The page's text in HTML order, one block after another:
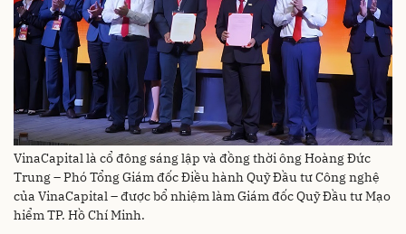
VinaCapital là cổ đông sáng lập và đồng thời ông Hoàng Đức
Trung – Phó Tổng Giám đốc Điều hành Quỹ Đầu tư Công nghệ
của VinaCapital – được bổ nhiệm làm Giám đốc Quỹ Đầu tư Mạo
hiểm TP. Hồ Chí Minh.